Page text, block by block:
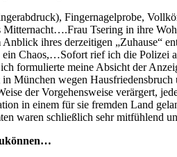
Fingernagelprobe,
Tsering in ihre
ihres derzeitigen „Zuhause“
Chaos,…Sofort rief ich die Polizei
formulierte meine Absicht der
München wegen
der Vorgehensweise verärgert,
in einem für sie fremden Land
waren schließlich sehr mitfühlend